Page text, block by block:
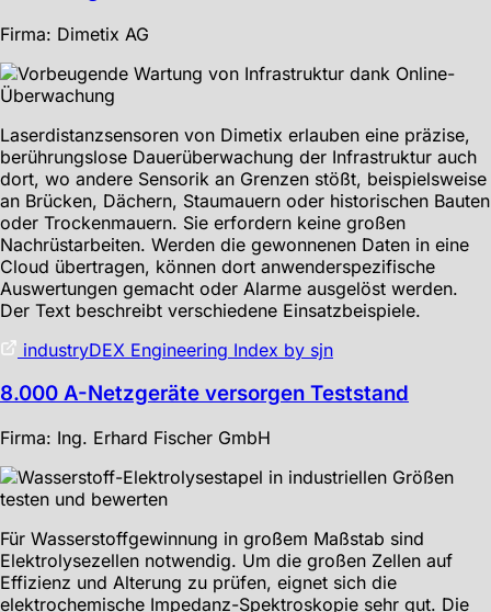
Firma: Dimetix AG
Laserdistanzsensoren von Dimetix erlauben eine präzise,
berührungslose Dauerüberwachung der Infrastruktur auch
dort, wo andere Sensorik an Grenzen stößt, beispielsweise
an Brücken, Dächern, Staumauern oder historischen Bauten
oder Trockenmauern. Sie erfordern keine großen
Nachrüstarbeiten. Werden die gewonnenen Daten in eine
Cloud übertragen, können dort anwenderspezifische
Auswertungen gemacht oder Alarme ausgelöst werden.
Der Text beschreibt verschiedene Einsatzbeispiele.
industryDEX Engineering Index by sjn
8.000 A-Netzgeräte versorgen Teststand
Firma: Ing. Erhard Fischer GmbH
Für Wasserstoffgewinnung in großem Maßstab sind
Elektrolysezellen notwendig. Um die großen Zellen auf
Effizienz und Alterung zu prüfen, eignet sich die
elektrochemische Impedanz-Spektroskopie sehr gut. Die